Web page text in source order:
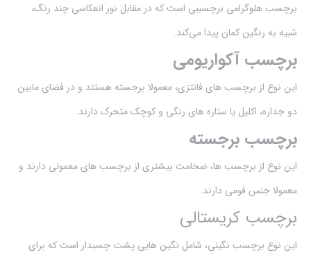
برچسب هلوگرامی برچسببی است که در مقابل نور انعکاسی چند رنگ،
شبیه به رنگین کمان پیدا می‌کند.
برچسب آکواریومی
این نوع از برچسب های فانتزی، معمولا برجسته هستند و در فضای مابین
دو جداره، اکلیل یا ستاره های رنگی و کوچک متحرک دارند.
برچسب برجسته
این نوع از برچسب ها، ضخامت بیشتری از برچسب های معمولی دارند و
معمولا جنس فومی دارند.
برچسب کریستالی
این نوع برچسب نگینی، شامل نگین هایی پشت چسبدار است که برای